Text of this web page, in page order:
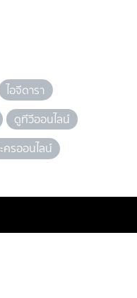
ไอจีดารา
ดูทีวีออนไลน์
ครออนไลน์